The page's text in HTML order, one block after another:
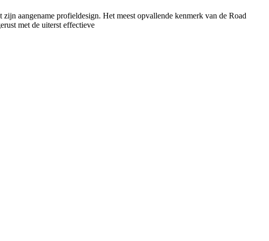
aangename profieldesign. Het meest opvallende kenmerk van de Road
met de uiterst effectieve